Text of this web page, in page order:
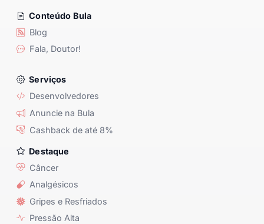
Conteúdo Bula
Blog
Fala, Doutor!
Serviços
Desenvolvedores
Anuncie na Bula
Cashback de até 8%
Destaque
Câncer
Analgésicos
Gripes e Resfriados
Pressão Alta